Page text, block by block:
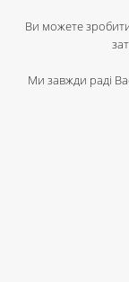
Ви можете
Ми завжди раді